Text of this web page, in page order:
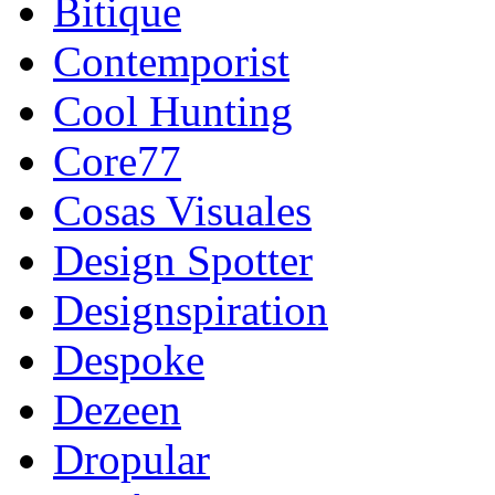
Bitique
Contemporist
Cool Hunting
Core77
Cosas Visuales
Design Spotter
Designspiration
Despoke
Dezeen
Dropular